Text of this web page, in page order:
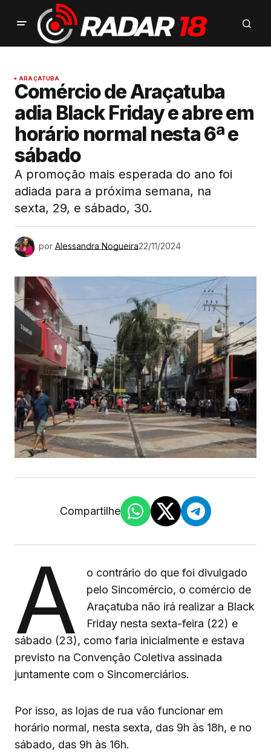
ARAÇATUBA
Comércio de Araçatuba
adia Black Friday e abre em
horário normal nesta 6ª e
sábado
A promoção mais esperada do ano foi
adiada para a próxima semana, na
sexta, 29, e sábado, 30.
por Alessandra Nogueira22/11/2024
Compartilhe
A
o contrário do que foi divulgado
pelo Sincomércio, o comércio de
Araçatuba não irá realizar a Black
Friday nesta sexta-feira (22) e
sábado (23), como faria inicialmente e estava
previsto na Convenção Coletiva assinada
juntamente com o Sincomerciários.
Por isso, as lojas de rua vão funcionar em
horário normal, nesta sexta, das 9h às 18h, e no
sábado, das 9h às 16h.